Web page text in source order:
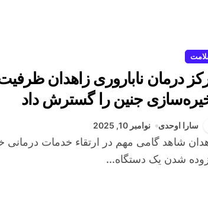
درمان ناباروری زاهدان
جنین را گسترش داد
سارا اوحدی نوامبر 10, 2025
شدن یک دستگاه...